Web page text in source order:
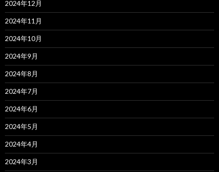
2024年12月
2024年11月
2024年10月
2024年9月
2024年8月
2024年7月
2024年6月
2024年5月
2024年4月
2024年3月